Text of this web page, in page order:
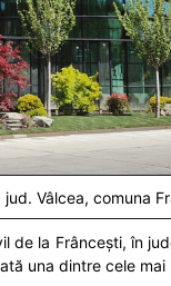
jud. Vâlcea, comuna
de la Frâncești, în
dintre cele mai